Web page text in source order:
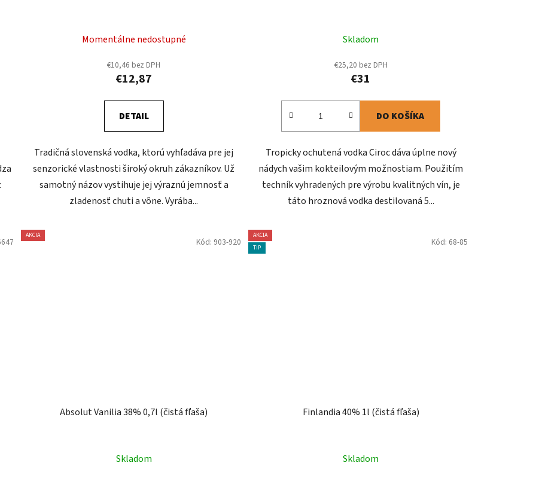
Momentálne nedostupné
€10,46 bez DPH
€12,87
DETAIL
Tradičná slovenská vodka, ktorú vyhľadáva pre jej
senzorické vlastnosti široký okruh zákazníkov. Už
samotný názov vystihuje jej výraznú jemnosť a
zladenosť chuti a vône. Vyrába...
Skladom
€25,20 bez DPH
€31
DO KOŠÍKA
Tropicky ochutená vodka Ciroc dáva úplne nový
nádych vašim kokteilovým možnostiam. Použitím
techník vyhradených pre výrobu kvalitných vín, je
táto hroznová vodka destilovaná 5...
AKCIA
Absolut Vanilia 38% 0,7l (čistá fľaša)
Skladom
Kód: 903-920
AKCIA
TIP
Finlandia 40% 1l (čistá fľaša)
Skladom
Kód: 68-85